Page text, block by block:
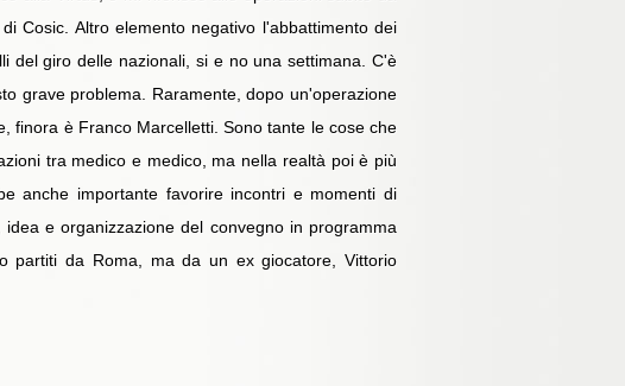
Cosic. Altro elemento negativo l'abbattimento dei
del giro delle nazionali, si e no una settimana. C'è
grave problema. Raramente, dopo un'operazione
finora è Franco Marcelletti. Sono tante le cose che
tra medico e medico, ma nella realtà poi è più
anche importante favorire incontri e momenti di
e organizzazione del convegno in programma
partiti da Roma, ma da un ex giocatore, Vittorio